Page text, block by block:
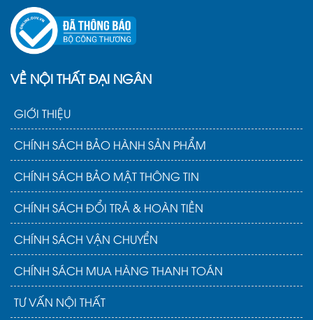
VỀ NỘI THẤT ĐẠI NGÂN
GIỚI THIỆU
CHÍNH SÁCH BẢO HÀNH SẢN PHẨM
CHÍNH SÁCH BẢO MẬT THÔNG TIN
CHÍNH SÁCH ĐỔI TRẢ & HOÀN TIỀN
CHÍNH SÁCH VẬN CHUYỂN
CHÍNH SÁCH MUA HÀNG THANH TOÁN
TƯ VẤN NỘI THẤT